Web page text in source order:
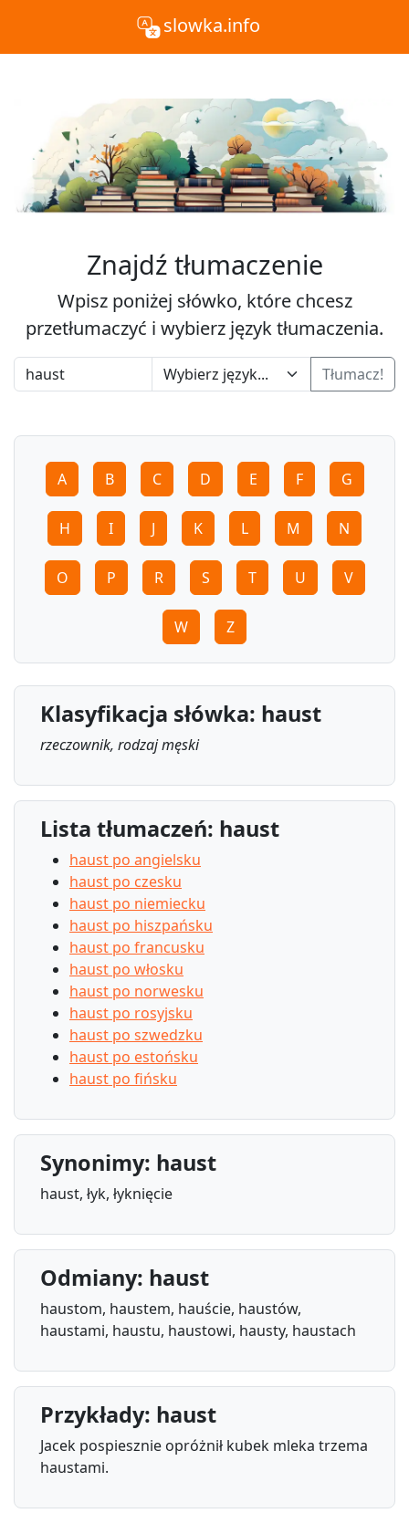
slowka.info
Znajdź tłumaczenie
Wpisz poniżej słówko, które chcesz
przetłumaczyć i wybierz język tłumaczenia.
Tłumacz!
A B C D E F G
H I J K L M N
O P R S T U V
W Z
Klasyfikacja słówka: haust
rzeczownik, rodzaj męski
Lista tłumaczeń: haust
haust po angielsku
haust po czesku
haust po niemiecku
haust po hiszpańsku
haust po francusku
haust po włosku
haust po norwesku
haust po rosyjsku
haust po szwedzku
haust po estońsku
haust po fińsku
Synonimy: haust
haust, łyk, łyknięcie
Odmiany: haust
haustom, haustem, hauście, haustów,
haustami, haustu, haustowi, hausty, haustach
Przykłady: haust
Jacek pospiesznie opróżnił kubek mleka trzema
haustami.